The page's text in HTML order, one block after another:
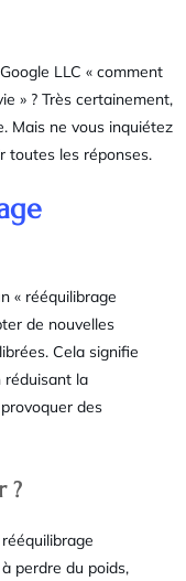
LLC « comment
» ? Très certainement,
Mais ne vous inquiétez
toutes les réponses.
« rééquilibrage
de nouvelles
Cela signifie
réduisant la
des
?
perdre du poids,